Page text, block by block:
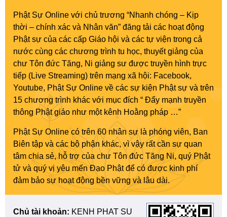
Phật Sự Online với chủ trương “Nhanh chóng – Kịp
thời – chính xác và Nhân văn” đăng tải các hoạt động
Phật sự của các cấp Giáo hội và các tự viện trong cả
nước cùng các chương trình tu học, thuyết giảng của
chư Tôn đức Tăng, Ni giảng sư được truyền hình trực
tiếp (Live Streaming) trên mạng xã hội: Facebook,
Youtube, Phật Sự Online về các sự kiện Phật sự và trên
15 chương trình khác với mục đích “ Đẩy mạnh truyền
thông Phật giáo như một kênh Hoằng pháp …”
Phật Sự Online có trên 60 nhân sự là phóng viên, Ban
Biên tập và các bộ phận khác, vì vậy rất cần sự quan
tâm chia sẻ, hỗ trợ của chư Tôn đức Tăng Ni, quý Phật
tử và quý vị yêu mến Đạo Phật để có được kinh phí
đảm bảo sự hoạt động bền vững và lâu dài.
Chủ tài khoản: KENH PHAT SU